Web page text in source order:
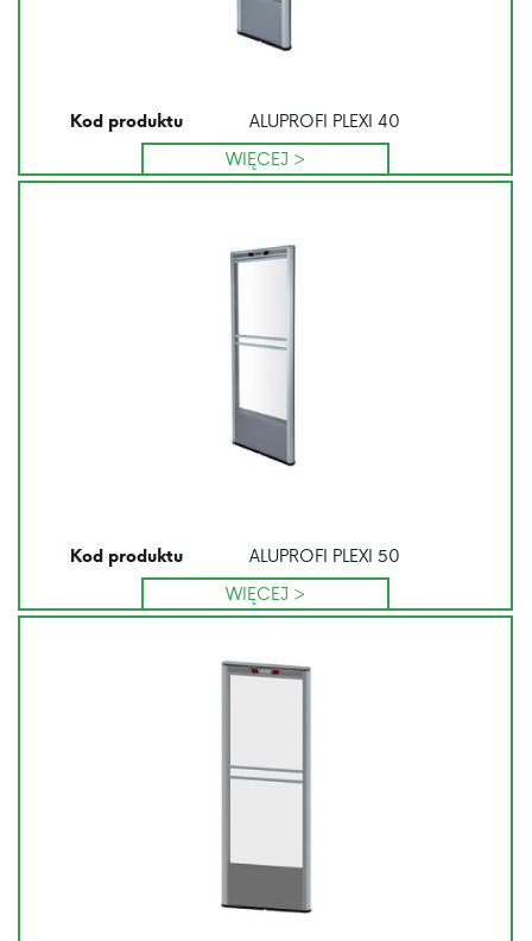
Kod produktu
ALUPROFI PLEXI 40
WIĘCEJ >
Kod produktu
ALUPROFI PLEXI 50
WIĘCEJ >